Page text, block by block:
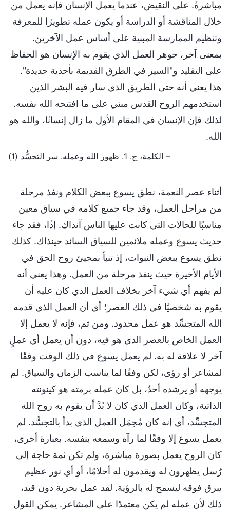
مباشرةً. على النقيض، عندما يعمل الإنسان فإنه يعمل من
خلال المناقشة أو الدراسة أو يكون عمله تطويرًا للمعرفة
وتنظيم الممارسة المبنية على أساس عمل الآخرين.
بمعنى آخر، جوهر العمل الذي يقوم به الإنسان هو الحفاظ
على التقليد و"السير في الطرق القديمة بأحذية جديدة".
هذا يعني أنه حتى الطريق الذي سار فيه البشر الذين
استخدمهم الروح القدس مبني على ما افتتحه الله نفسه.
لذلك فإن الإنسان في المقام الأول ما زال إنسانًا، والله هو
الله.
– الكلمة، ج. 1. ظهور الله وعمله. سر التجسُّد (1)
أثناء عصر النعمة، نطق يسوع ببعض الكلام ونفذ مرحلة
من مراحل العمل، وقد جاء جميع كلامه في سياق معين
مناسبًا للحالات التي كانت عليها الناس آنذاك. إذًا، فقد جاء
حديث يسوع وعمله ملائمين للسياق السائد حينذاك. كذلك
نطق يسوع ببعض النبوات، إذ تنبأ بمجيئ روح الحق في
الأيام الأخيرة حيث ينفذ مرحلة من العمل. وهذا يعني أنه
لم يفهم أي شيء آخر بخلاف العمل الذي كان عليه أن
يقوم به شخصيًا في ذلك العصر؛ أي أن العمل الذي قدمه
الله المتجسِّد هو عمل محدود. ومن ثم، فإنه لا يعمل إلا
العمل الخاص بالعصر الذي هو فيه، دون أن يعمل أي عملٍ
آخر لا علاقة له به. لم يعمل يسوع في ذلك الوقت وفقًا
لمشاعر أو رؤى، لكن وفقًا لما يناسب الزمان والسياق. لم
يوجهه أو يرشده أحدٌ، بل كان عمله برمته هو كينونته
الذاتية، وكان العمل الذي كان لا بُدَّ أن يقوم به روح الله
المتجسِّد، أي إنه كان مُجمَل العمل الذي بدأ بالتجسُّد. لم
يعمل يسوع إلا وفقًا لما رآه وسمعه بنفسه. بعبارة أخرى،
كان الروح يعمل بصورة مباشرة، ولم تكن ثمة حاجة إلى
رُسل يظهرون له ويقدمون له أحلامًا، أو أي نور عظيم
يبرق فوقه ليسمح له بالرؤية. لقد عمل بحرية دون قيد،
ذلك لأن عمله لم يكن معتمدًا على المشاعر. يمكن القول